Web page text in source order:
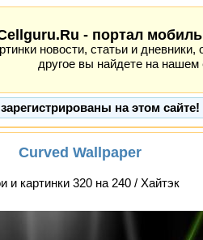
- портал
новости, статьи и
другое вы найдете на нашем
на этом сайте!
Curved Wallpaper
и картинки 320 на 240 / Хайтэк